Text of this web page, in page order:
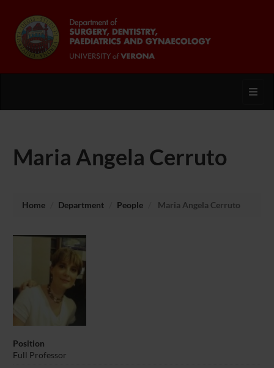
Maria Angela Cerruto
Home Department People Maria Angela Cerruto
Position
Full Professor